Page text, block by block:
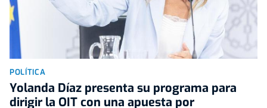
POLÍTICA
Yolanda Díaz presenta su programa para
dirigir la OIT con una apuesta por